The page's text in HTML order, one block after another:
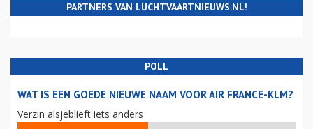
PARTNERS VAN LUCHTVAARTNIEUWS.NL!
POLL
WAT IS EEN GOEDE NIEUWE NAAM VOOR AIR FRANCE-KLM?
Verzin alsjeblieft iets anders